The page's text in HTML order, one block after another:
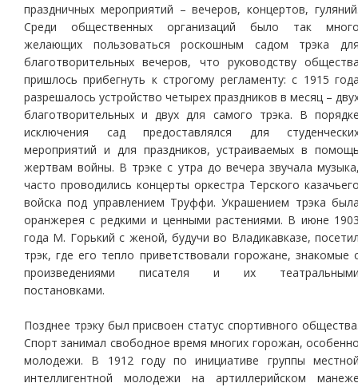
праздничных мероприятий – вечеров, концертов,
Среди общественных организаций было так
желающих пользоваться роскошным садом трэка
благотворительных вечеров, что руководству
пришлось прибегнуть к строгому регламенту: с 1915
разрешалось устройство четырех праздников в месяц –
благотворительных и двух для самого трэка. В
исключения сад предоставлялся для
мероприятий и для праздников, устраиваемых в
жертвам войны. В трэке с утра до вечера звучала
часто проводились концерты оркестра Терского
войска под управлением Труффи. Украшением трэка
оранжерея с редкими и ценными растениями. В июне
года М. Горький с женой, будучи во Владикавказе,
трэк, где его тепло приветствовали горожане, знакомые
произведениями писателя и их
постановками.
Позднее трэку был присвоен статус спортивного
Спорт занимал свободное время многих горожан,
молодежи. В 1912 году по инициативе группы
интеллигентной молодежи на артиллерийском